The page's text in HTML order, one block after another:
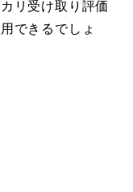
リ受け取り評価
できるでしょ